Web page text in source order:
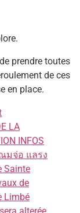
prendre toutes
de ces
en place.